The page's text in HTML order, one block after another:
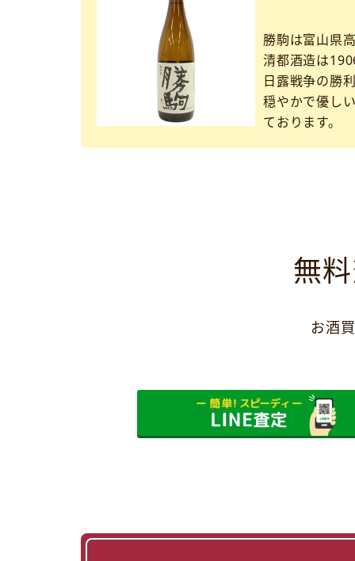
勝駒は富山県
清都酒造は
日露戦争の勝
穏やかで優し
ております。
無
お酒